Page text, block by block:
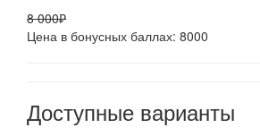
8 000₽
Цена в бонусных баллах: 8000
Доступные варианты